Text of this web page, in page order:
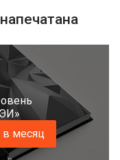
в месяц